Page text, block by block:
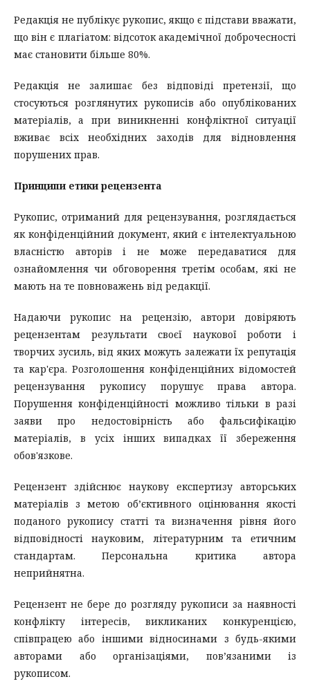
Редакція не публікує рукопис, якщо є підстави вважати,
що він є плагіатом: відсоток академічної доброчесності
має становити більше 80%.
Редакція не залишає без відповіді претензії, що
стосуються розглянутих рукописів або опублікованих
матеріалів, а при виникненні конфліктної ситуації
вживає всіх необхідних заходів для відновлення
порушених прав.
Принципи етики рецензента
Рукопис, отриманий для рецензування, розглядається
як конфіденційний документ, який є інтелектуальною
власністю авторів і не може передаватися для
ознайомлення чи обговорення третім особам, які не
мають на те повноважень від редакції.
Надаючи рукопис на рецензію, автори довіряють
рецензентам результати своєї наукової роботи і
творчих зусиль, від яких можуть залежати їх репутація
та кар'єра. Розголошення конфіденційних відомостей
рецензування рукопису порушує права автора.
Порушення конфіденційності можливо тільки в разі
заяви про недостовірність або фальсифікацію
матеріалів, в усіх інших випадках її збереження
обов'язкове.
Рецензент здійснює наукову експертизу авторських
матеріалів з метою об’єктивного оцінювання якості
поданого рукопису статті та визначення рівня його
відповідності науковим, літературним та етичним
стандартам. Персональна критика автора
неприйнятна.
Рецензент не бере до розгляду рукописи за наявності
конфлікту інтересів, викликаних конкуренцією,
співпрацею або іншими відносинами з будь-якими
авторами або організаціями, пов’язаними із
рукописом.